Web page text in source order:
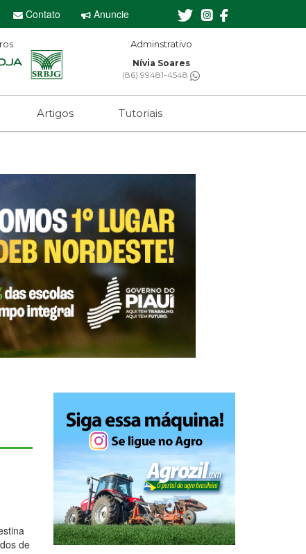
Contato Anuncie
Adminstrativo
Nívia Soares
(86) 99481-4548
Artigos Tutoriais
de